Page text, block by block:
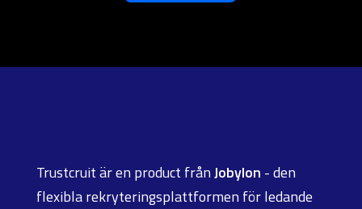
Trustcruit är en product frånJobylon - den
flexibla rekryteringsplattformen för ledande